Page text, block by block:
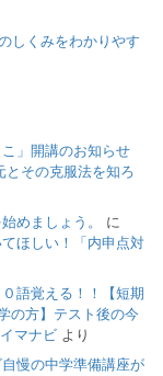
しくみをわかりやす
」開講のお知らせ
とその克服法を知ろ
めましょう。
に
ほしい！「内申点対
語覚える！！【短期
の方】テスト後の今
マナビ より
慢の中学準備講座が